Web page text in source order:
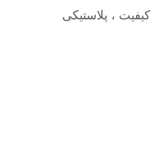
، پلاستیکی